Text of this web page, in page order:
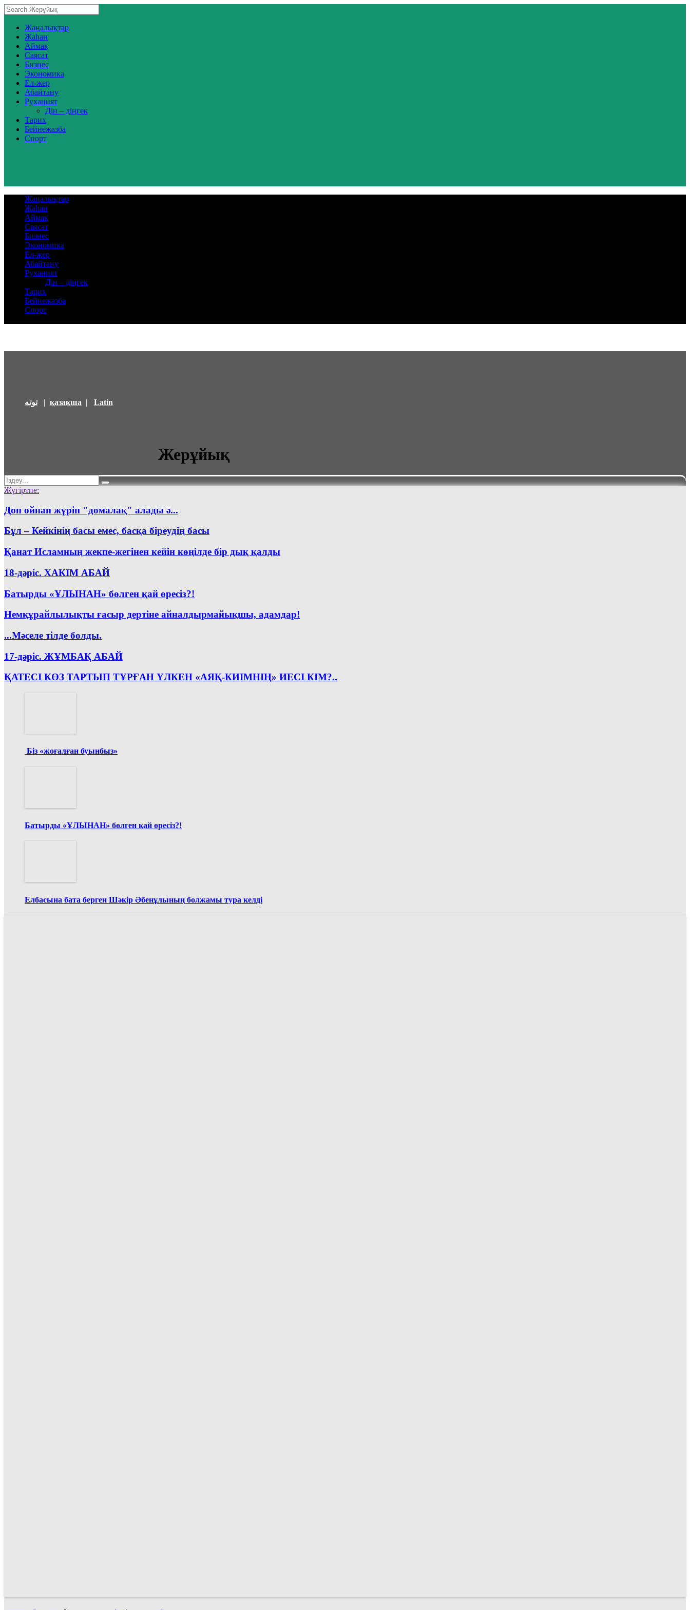
Жаңалықтар
Жаһан
Аймақ
Саясат
Бизнес
Экономика
Ел-жер
Абайтану
Руханият
Дін – діңгек
Тарих
Бейнежазба
Спорт
Жаңалықтар
Жаһан
Аймақ
Саясат
Бизнес
Экономика
Ел-жер
Абайтану
Руханият
Дін – діңгек
Тарих
Бейнежазба
Спорт
توتە| қазақша | Latin
Жерұйық
Жүгіртпе:
Доп ойнап жүріп "домалақ" алады ә...
Бұл – Кейкінің басы емес, басқа біреудің басы
Қанат Исламның жекпе-жегінен кейін көңілде бір дық қалды
18-дәріс. ХАКІМ АБАЙ
Батырды «ҰЛЫНАН» бөлген қай өресіз?!
Немқұрайлылықты ғасыр дертіне айналдырмайықшы, адамдар!
...Мәселе тілде болды.
17-дәріс. ЖҰМБАҚ АБАЙ
ҚАТЕСІ КӨЗ ТАРТЫП ТҰРҒАН ҮЛКЕН «АЯҚ-КИІМНІҢ» ИЕСІ КІМ?..
Біз «жоғалған буынбыз»
Батырды «ҰЛЫНАН» бөлген қай өресіз?!
Елбасына бата берген Шәкір Әбенұлының болжамы тура келді